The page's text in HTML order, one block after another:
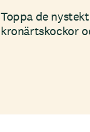
Toppa de
kronärtskockor